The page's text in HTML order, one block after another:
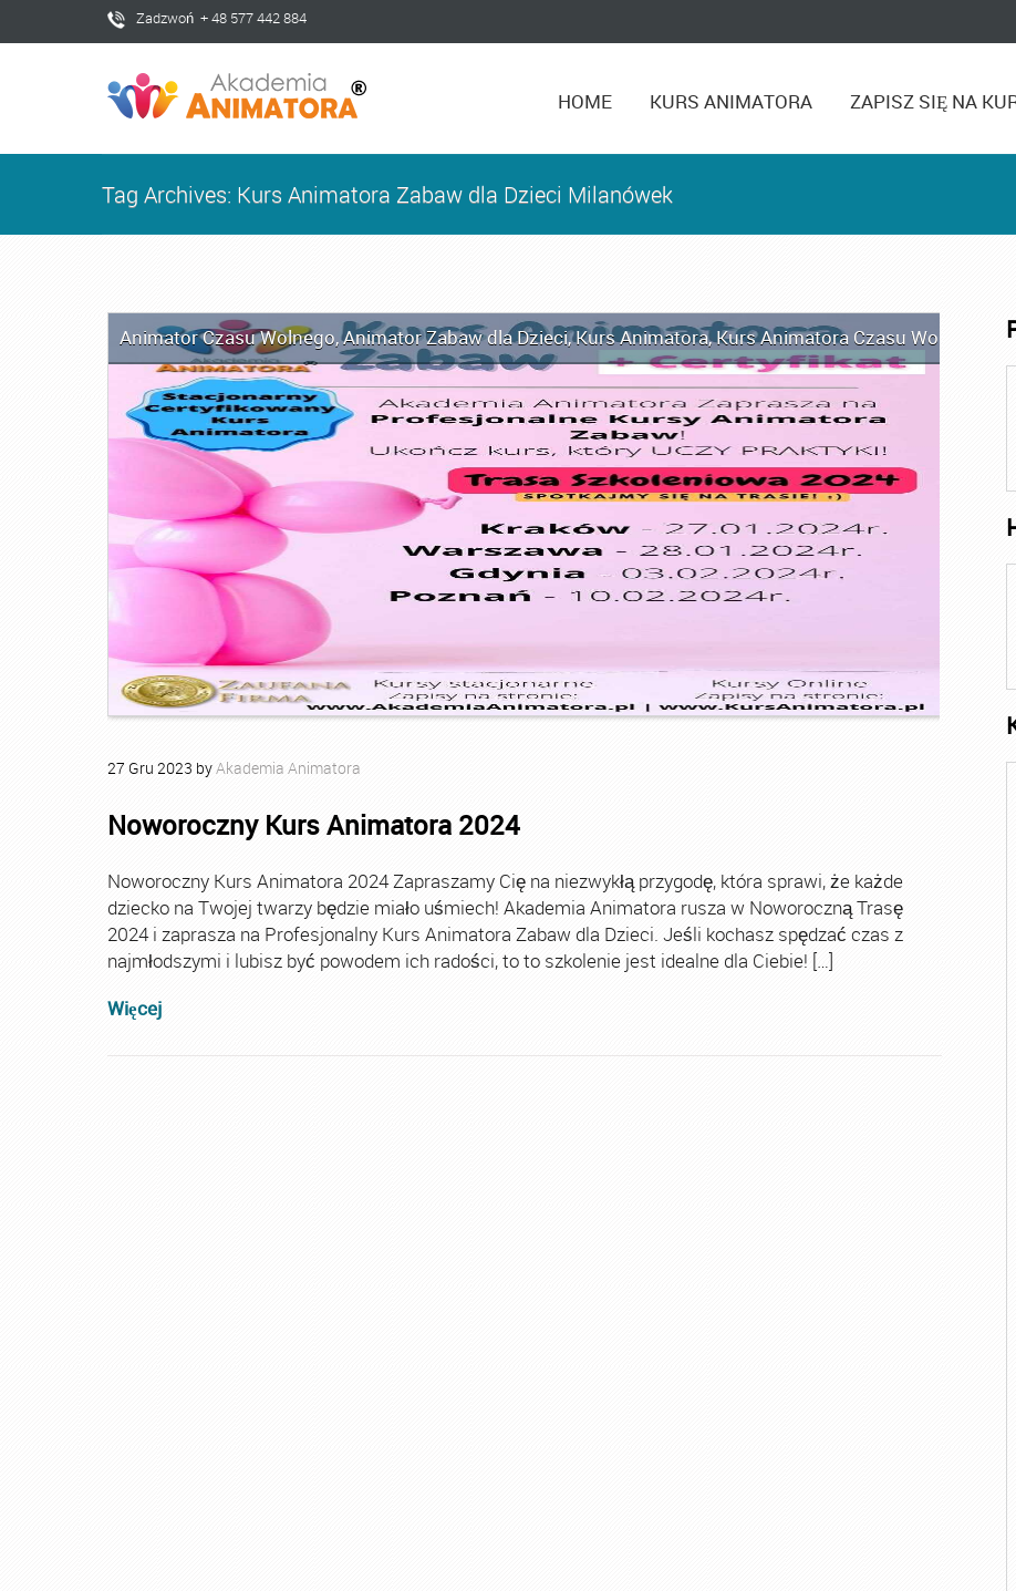
Zadzwoń + 48 577 442 884
HOME KURS ANIMATORA ZAPISZ SIĘ NA
Tag Archives: Kurs Animatora Zabaw dla Dzieci Milanówek
Animator Czasu Wolnego,Animator Zabaw dla Dzieci,Kurs Animatora,Kurs Animatora Czasu Wolnego
27 Gru 2023 byAkademia Animatora
Noworoczny Kurs Animatora 2024
Noworoczny Kurs Animatora 2024 Zapraszamy Cię na niezwykłą przygodę, która sprawi, że każde
dziecko na Twojej twarzy będzie miało uśmiech! Akademia Animatora rusza w Noworoczną Trasę
2024 i zaprasza na Profesjonalny Kurs Animatora Zabaw dla Dzieci. Jeśli kochasz spędzać czas z
najmłodszymi i lubisz być powodem ich radości, to to szkolenie jest idealne dla Ciebie! […]
Więcej